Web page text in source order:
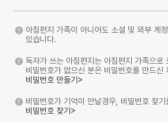
아침편지 가족이 아니어도 소셜 및 외부 계
있습니다.
독자가 쓰는 아침편지는 아침편지 가족으로
비밀번호가 없으신 분은 비밀번호를 만드신
비밀번호 만들기>
비밀번호가 기억이 안날경우, 비밀번호 찾
비밀번호 찾기>